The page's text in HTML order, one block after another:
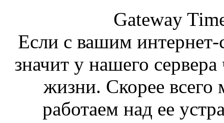
Gateway
Если с вашим интернет-
значит у нашего
жизни. Скорее
работаем над ее